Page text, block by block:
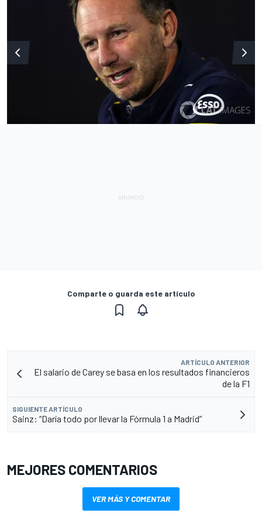
Comparte o guarda este artículo
ARTÍCULO ANTERIOR
El salario de Carey se basa en los resultados financieros
de la F1
SIGUIENTE ARTÍCULO
Sainz: “Daría todo por llevar la Fórmula 1 a Madrid”
MEJORES COMENTARIOS
VER MÁS Y COMENTAR